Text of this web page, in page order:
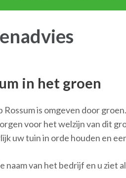
in het groen
Rossum is omgeven door
voor het welzijn van dit
uw tuin in orde houden en
naam van het bedrijf en u ziet